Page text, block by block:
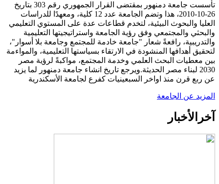
تأسست جامعة دمنهور بمقتضى القرار الجمهوري رقم 303 بتاريخ
26-10-2010، هذا وتضم الجامعة عدد 12 كلية، ومعهدًا للدراسات
العليا والبحوث البيئية، لتخدم قطاعات عدة على المستوي التعليمي
والبحثي والمجتمعي وفق رؤية الجامعة واستراتيجيتها التعليمية
والتدريبية، رافعةً شعار "جامعة خادمة للمجتمع وجامعة بلا أسوار"،
لتحقيق أهدافها المنشودة في الارتقاء بسياستها التعليمية، والمواءمة
بين معطيات البحث العلمي وخدمة المجتمع، مواكبةً لرؤية مصر
2030 لبناء مصر الحديثة.ويرجع تاريخ انشاء جامعة دمنهور لما يزيد
عن ربع قرن منذ اواخر السبعينيات كفرع لجامعة الأسكندرية
المزيد عن الجامعة
آخر الأخبار